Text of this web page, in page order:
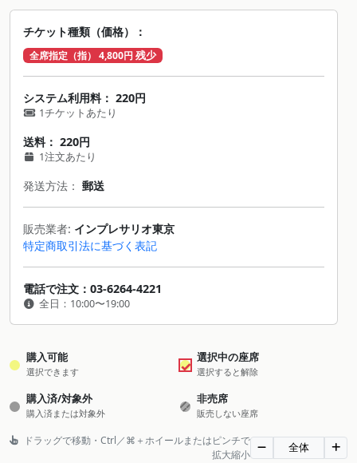
チケット種類（価格）：
全席指定（指） 4,800円 残少
システム利用料： 220円
1チケットあたり
送料： 220円
1注文あたり
発送方法： 郵送
販売業者: インプレサリオ東京
特定商取引法に基づく表記
電話で注文：03-6264-4221
全日：10:00〜19:00
購入可能
選択できます ✓ 選択中の座席
選択すると解除
購入済/対象外
購入済または対象外
非売席
販売しない座席
ドラッグで移動・Ctrl／⌘＋ホイールまたはピンチで
拡大縮小
全体